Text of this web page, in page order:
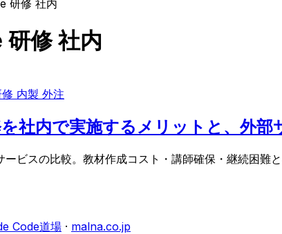
研修 社内
修 社内
内製 外注
社内で実施するメリットと、外部
ビスの比較。教材作成コスト・講師確保・継続困難
Code道場 · malna.co.jp